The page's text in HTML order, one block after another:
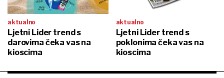
aktualno
Ljetni Lider trend s
darovima čeka vas na
kioscima
aktualno
Ljetni Lider trend s
poklonima čeka vas na
kioscima